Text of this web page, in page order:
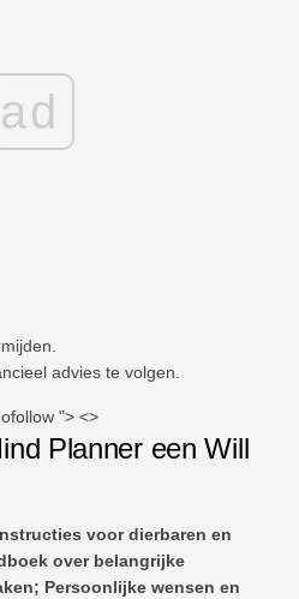
ad
advies te volgen.
"> <>
Planner een Will
voor dierbaren en
over belangrijke
Persoonlijke wensen en